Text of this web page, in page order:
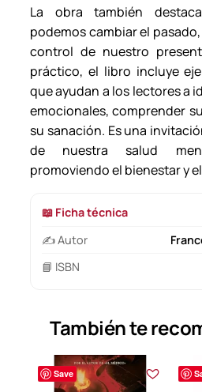
r
a
l
e
s
.
c
a
n
La obra también
podemos cambiar el
control de nuestro
práctico, el libro incluye
que ayudan a los lectores a
emocionales, comprender
su sanación. Es una
de nuestra salud
promoviendo el bienestar y
📖 Ficha técnica
✍️ Autor
📘 ISBN
También te
Save